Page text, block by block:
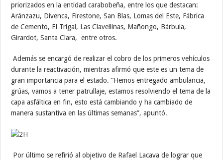
priorizados en la entidad carabobeña, entre los que destacan:
Aránzazu, Divenca, Firestone, San Blas, Lomas del Este, Fábrica
de Cemento, El Trigal, Las Clavellinas, Mañongo, Bárbula,
Girardot, Santa Clara, entre otros.
Además se encargó de realizar el cobro de los primeros vehículos
durante la reactivación, mientras afirmó que este es un tema de
gran importancia para el estado. “Hemos entregado ambulancia,
grúas, vamos a tener patrullaje, estamos resolviendo el tema de la
capa asfáltica en fin, esto está cambiando y ha cambiado de
manera sustantiva en las últimas semanas”, apuntó.
Por último se refirió al objetivo de Rafael Lacava de lograr que